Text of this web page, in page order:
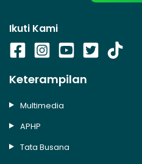
Ikuti Kami
Keterampilan
Multimedia
APHP
Tata Busana